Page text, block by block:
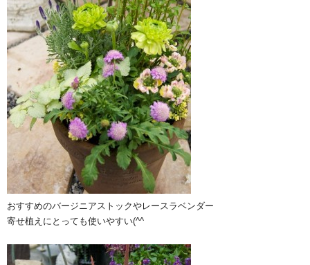
おすすめのバージニアストックやレースラベンダー
寄せ植えにとっても使いやすい(^^ゞ